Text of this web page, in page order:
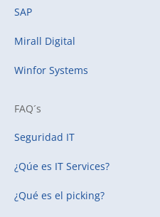
SAP
Mirall Digital
Winfor Systems
FAQ´s
Seguridad IT
¿Qúe es IT Services?
¿Qué es el picking?